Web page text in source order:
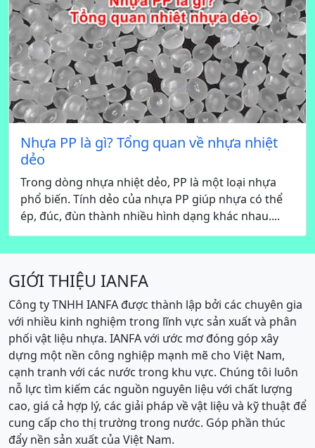
Nhựa PP là gì? Tổng quan về nhựa nhiệt
dẻo
Trong dòng nhựa nhiệt dẻo, PP là một loại nhựa
phổ biến. Tính dẻo của nhựa PP giúp nhựa có thể
ép, đúc, đùn thành nhiều hình dạng khác nhau....
GIỚI THIỆU IANFA
Công ty TNHH IANFA được thành lập bởi các chuyên gia
với nhiều kinh nghiệm trong lĩnh vực sản xuất và phân
phối vật liệu nhựa. IANFA với ước mơ đóng góp xây
dựng một nền công nghiệp mạnh mẽ cho Việt Nam,
cạnh tranh với các nước trong khu vực. Chúng tôi luôn
nỗ lực tìm kiếm các nguồn nguyên liệu với chất lượng
cao, giá cả hợp lý, các giải pháp về vật liệu và kỹ thuật để
cung cấp cho thị trường trong nước. Góp phần thúc
đẩy nền sản xuất của Việt Nam.